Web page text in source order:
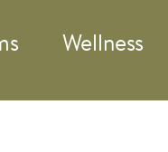
Wellness